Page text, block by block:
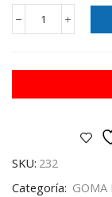
GOMA
MARRON
cantidad
SKU: 232
Categoría: GOMA